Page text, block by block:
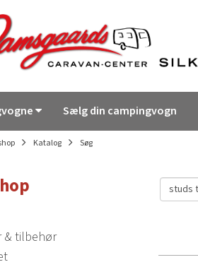
Sælg din campingvogn
Katalog Søg
& tilbehør